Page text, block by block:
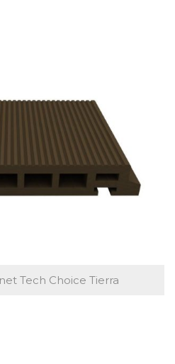
Tech Choice Tierra